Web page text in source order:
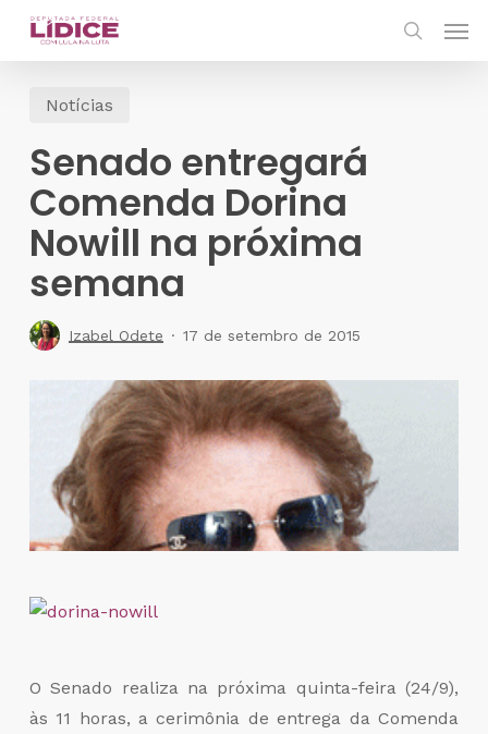
Skip
contentNotícias
Senado entregará
Comenda Dorina
Nowill na próxima
semana
Izabel Odete 17 de setembro de 2015
O Senado realiza na próxima quinta-feira (24/9),
às 11 horas, a cerimônia de entrega da Comenda